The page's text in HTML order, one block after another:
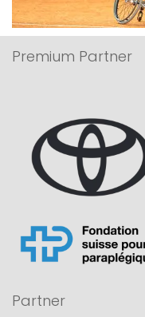
Premium Partner
Partner